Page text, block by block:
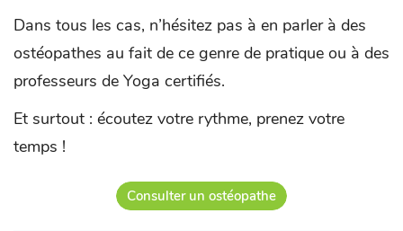
Dans tous les cas, n’hésitez pas à en parler à des
ostéopathes au fait de ce genre de pratique ou à des
professeurs de Yoga certifiés.
Et surtout : écoutez votre rythme, prenez votre
temps !
Consulter un ostéopathe